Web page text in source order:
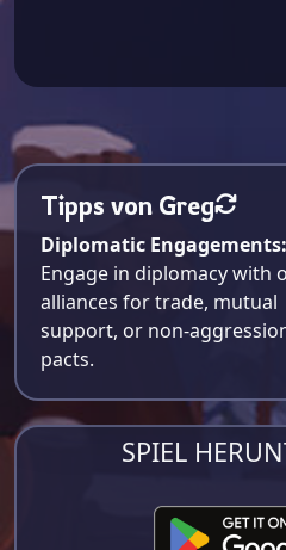
Tipps von Greg
Diplomatic Engagements:
Engage in diplomacy with
alliances for trade, mutual
support, or non-
pacts.
SPIEL